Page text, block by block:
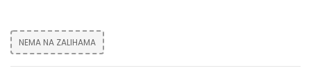
NEMA NA ZALIHAMA